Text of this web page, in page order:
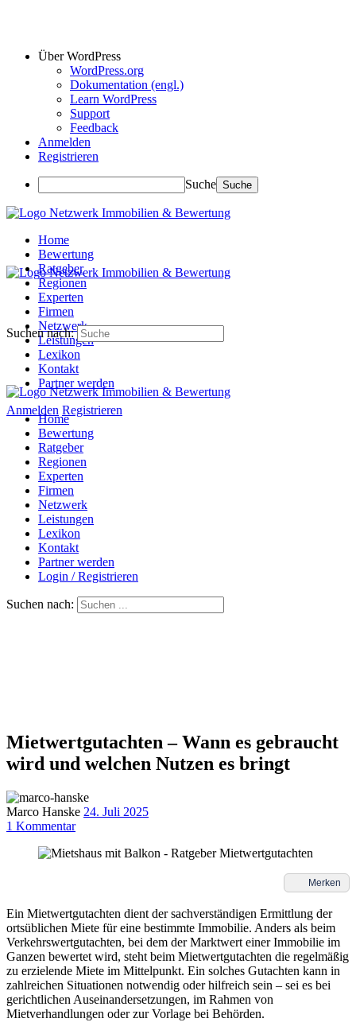
Über WordPress
WordPress.org
Dokumentation (engl.)
Learn WordPress
Support
Feedback
Anmelden
Registrieren
Suche
Home
Bewertung
Ratgeber
Regionen
Experten
Firmen
Netzwerk
Leistungen
Lexikon
Kontakt
Partner werden
Anmelden Registrieren
Suchen nach:
Home
Bewertung
Ratgeber
Regionen
Experten
Firmen
Netzwerk
Leistungen
Lexikon
Kontakt
Partner werden
Login / Registrieren
Suchen nach:
Mietwertgutachten – Wann es gebraucht
wird und welchen Nutzen es bringt
Marco Hanske 24. Juli 2025
1 Kommentar
Merken
Ein Mietwertgutachten dient der sachverständigen Ermittlung der
ortsüblichen Miete für eine bestimmte Immobilie. Anders als beim
Verkehrswertgutachten, bei dem der Marktwert einer Immobilie im
Ganzen bewertet wird, steht beim Mietwertgutachten die regelmäßig
zu erzielende Miete im Mittelpunkt. Ein solches Gutachten kann in
zahlreichen Situationen notwendig oder hilfreich sein – sei es bei
gerichtlichen Auseinandersetzungen, im Rahmen von
Mietverhandlungen oder zur Vorlage bei Behörden.